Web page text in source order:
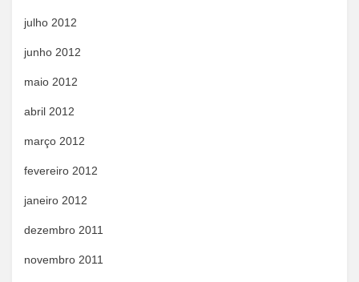
julho 2012
junho 2012
maio 2012
abril 2012
março 2012
fevereiro 2012
janeiro 2012
dezembro 2011
novembro 2011